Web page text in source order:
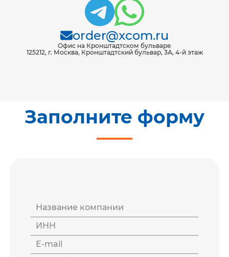
order@xcom.ru
Офис на Кронштадтском бульваре
125212, г. Москва, Кронштадтский бульвар, 3А, 4-й этаж
Заполните форму
Название компании
ИНН
E-mail